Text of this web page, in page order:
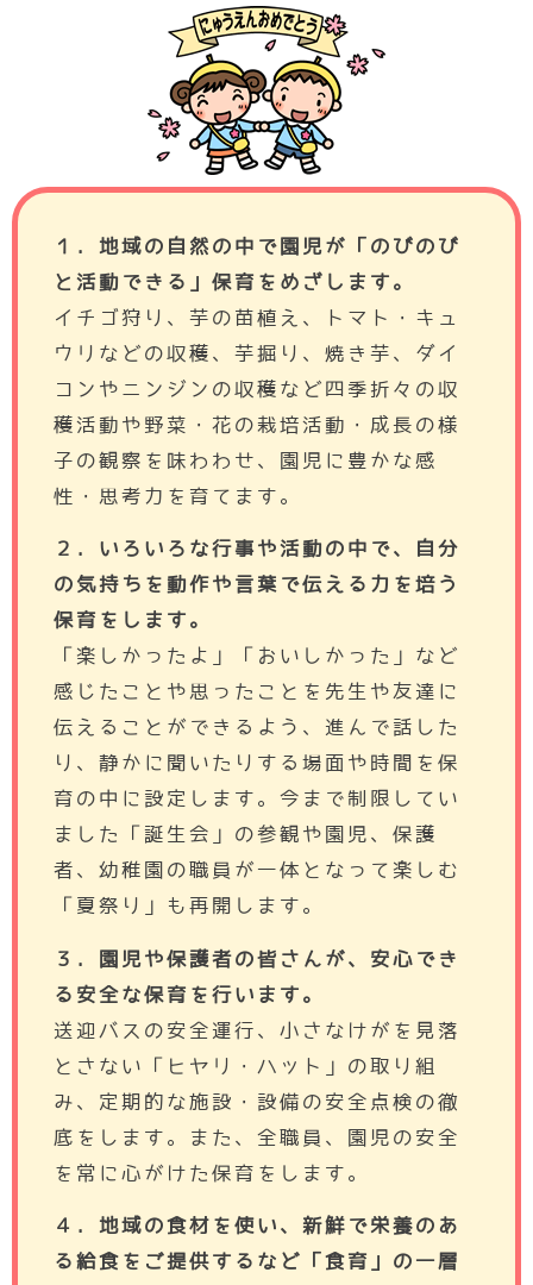
１．地域の自然の中で園児が「のびのび
と活動できる」保育をめざします。
イチゴ狩り、芋の苗植え、トマト・キュ
ウリなどの収穫、芋掘り、焼き芋、ダイ
コンやニンジンの収穫など四季折々の収
穫活動や野菜・花の栽培活動・成長の様
子の観察を味わわせ、園児に豊かな感
性・思考力を育てます。
２．いろいろな行事や活動の中で、自分
の気持ちを動作や言葉で伝える力を培う
保育をします。
「楽しかったよ」「おいしかった」など
感じたことや思ったことを先生や友達に
伝えることができるよう、進んで話した
り、静かに聞いたりする場面や時間を保
育の中に設定します。今まで制限してい
ました「誕生会」の参観や園児、保護
者、幼稚園の職員が一体となって楽しむ
「夏祭り」も再開します。
３．園児や保護者の皆さんが、安心でき
る安全な保育を行います。
送迎バスの安全運行、小さなけがを見落
とさない「ヒヤリ・ハット」の取り組
み、定期的な施設・設備の安全点検の徹
底をします。また、全職員、園児の安全
を常に心がけた保育をします。
４．地域の食材を使い、新鮮で栄養のあ
る給食をご提供するなど「食育」の一層